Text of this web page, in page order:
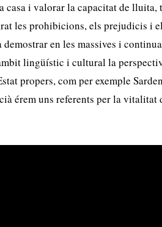
casa i valorar la capacitat de lluita,
les prohibicions, els prejudicis i
demostrar en les massives i
lingüístic i cultural la
propers, com per exemple
érem uns referents per la vitalitat